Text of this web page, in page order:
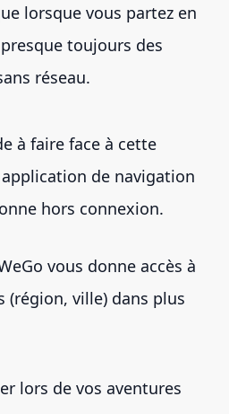
lorsque vous partez en
toujours des
réseau.
à faire face à cette
de navigation
hors connexion.
vous donne accès à
(région, ville) dans plus
lors de vos aventures